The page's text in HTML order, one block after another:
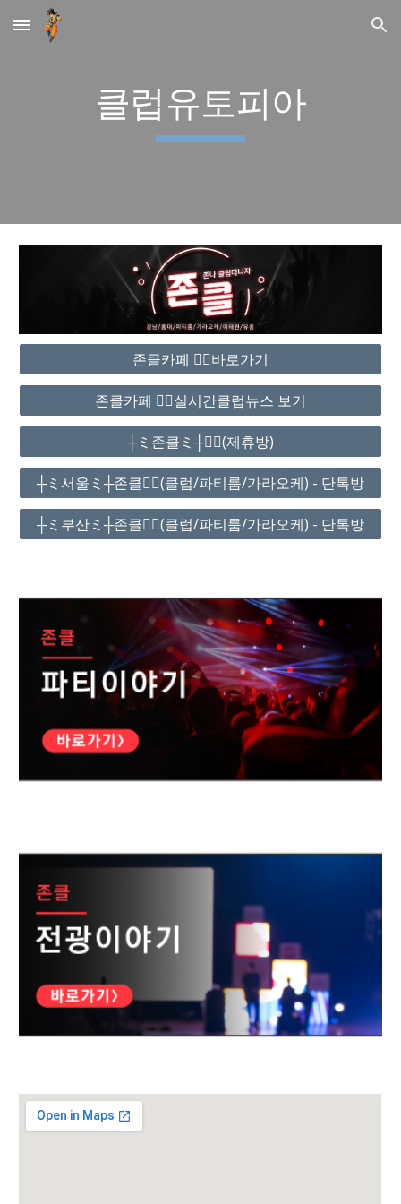
Skip to main content Skip to navigation
클럽유토피아
존클카페 ❤️‍🔥바로가기
존클카페 ❤️‍🔥실시간클럽뉴스 보기
┼ミ존클ミ┼❤️‍🔥(제휴방)
┼ミ서울ミ┼존클❤️‍🔥(클럽/파티룸/가라오케) - 단톡방
┼ミ부산ミ┼존클❤️‍🔥(클럽/파티룸/가라오케) - 단톡방